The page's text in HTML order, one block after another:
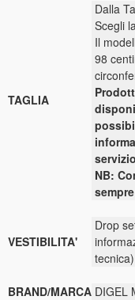
TAGLIA
Dalla
Scegli
Il
98
NB:
VESTIBILITA'
Drop
tecnica)
BRAND/MARCA DIGEL